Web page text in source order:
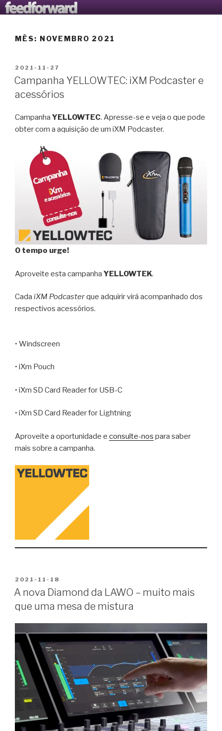
Saltar
para
conteúdo
AVANTOOLS LTD
O Blogue da Avantools Lda
MÊS: NOVEMBRO 2021
PUBLICADO
EM
2021-11-27
Campanha YELLOWTEC: iXM Podcaster e
acessórios
Campanha YELLOWTEC. Apresse-se e veja o que pode
obter com a aquisição de um iXM Podcaster.
O tempo urge!
Aproveite esta campanha YELLOWTEK.
Cada iXM Podcasterque adquirir virá acompanhado dos
respectivos acessórios.
• Windscreen
• iXm Pouch
• iXm SD Card Reader for USB-C
• iXm SD Card Reader for Lightning
Aproveite a oportunidade e consulte-nos para saber
mais sobre a campanha.
PUBLICADO
EM
2021-11-18
A nova Diamond da LAWO – muito mais
que uma mesa de mistura